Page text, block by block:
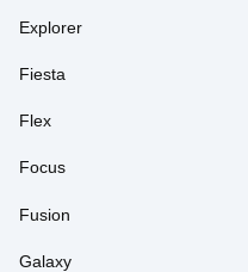
Explorer
Fiesta
Flex
Focus
Fusion
Galaxy